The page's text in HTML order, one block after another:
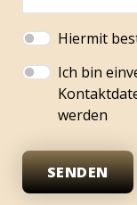
Hiermit
Ich bin
werden
SENDEN